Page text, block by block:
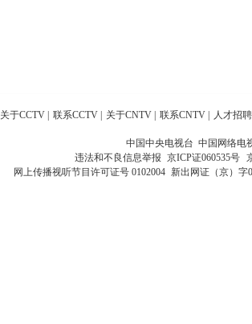
关于CCTV 联系CCTV 关于CNTV 联系CNTV 人才招聘
中国中央电视台 中国网络电
违法和不良信息举报 京ICP证060535号
网上传播视听节目许可证号 0102004 新出网证（京）